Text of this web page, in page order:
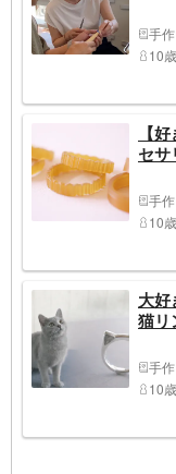
手
10
【
セサ
手
10
大好
猫リ
手
10